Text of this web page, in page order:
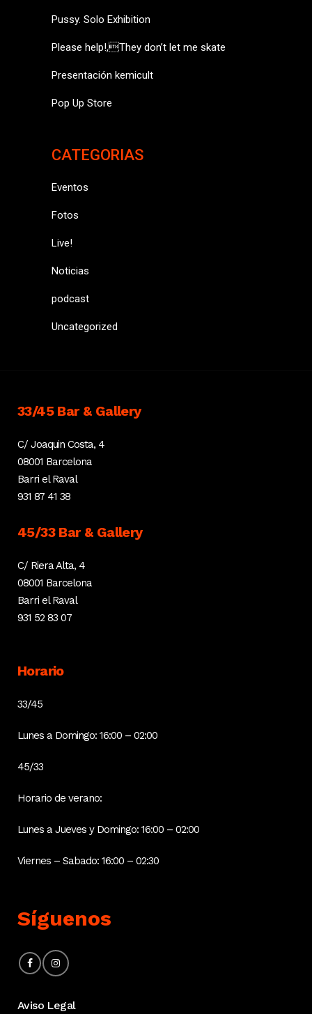
Pussy. Solo Exhibition
Please help!,They don’t let me skate
Presentación kemicult
Pop Up Store
CATEGORIAS
Eventos
Fotos
Live!
Noticias
podcast
Uncategorized
33/45 Bar & Gallery
C/ Joaquin Costa, 4
08001 Barcelona
Barri el Raval
931 87 41 38
45/33 Bar & Gallery
C/ Riera Alta, 4
08001 Barcelona
Barri el Raval
931 52 83 07
Horario
33/45
Lunes a Domingo: 16:00 – 02:00
45/33
Horario de verano:
Lunes a Jueves y Domingo: 16:00 – 02:00
Viernes – Sabado: 16:00 – 02:30
Síguenos
Aviso Legal